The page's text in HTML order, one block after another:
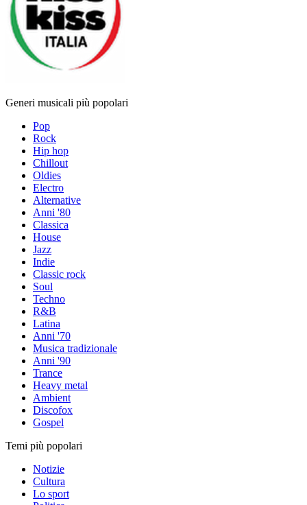
Generi musicali più popolari
Pop
Rock
Hip hop
Chillout
Oldies
Electro
Alternative
Anni '80
Classica
House
Jazz
Indie
Classic rock
Soul
Techno
R&B
Latina
Anni '70
Musica tradizionale
Anni '90
Trance
Heavy metal
Ambient
Discofox
Gospel
Temi più popolari
Notizie
Cultura
Lo sport